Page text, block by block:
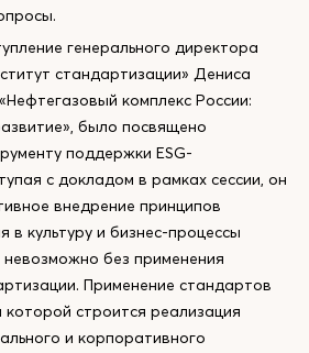
генерального директора
стандартизации» Дениса
комплекс России:
было посвящено
поддержки ESG-
с докладом в рамках сессии, он
внедрение принципов
в культуру и бизнес-процессы
невозможно без применения
Применение стандартов
которой строится реализация
и корпоративного